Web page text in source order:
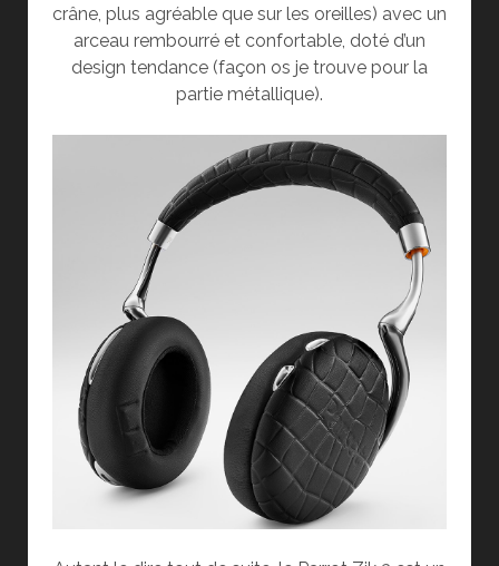
crâne, plus agréable que sur les oreilles) avec un
arceau rembourré et confortable, doté d’un
design tendance (façon os je trouve pour la
partie métallique).